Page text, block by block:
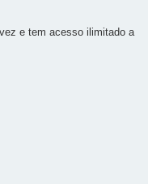
e tem acesso ilimitado a